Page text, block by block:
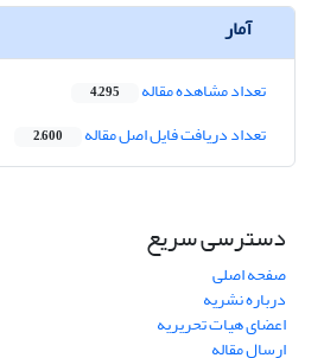
آمار
تعداد مشاهده مقاله 4,295
تعداد دریافت فایل اصل مقاله 2,600
دسترسی سریع
صفحه اصلی
درباره نشریه
اعضای هیات تحریریه
ارسال مقاله